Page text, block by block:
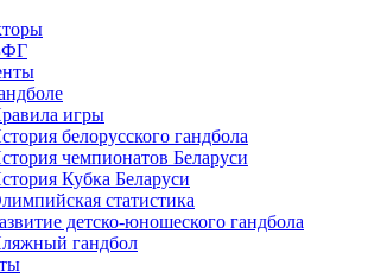
игры
белорусского гандбола
чемпионатов Беларуси
Кубка Беларуси
статистика
детско-юношеского гандбола
гандбол